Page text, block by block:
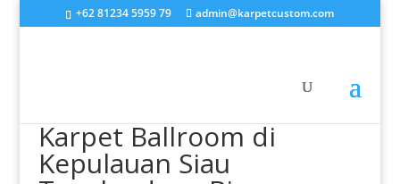
+62 81234 5959 79 admin@karpetcustom.com
Karpet Ballroom di
Kepulauan Siau